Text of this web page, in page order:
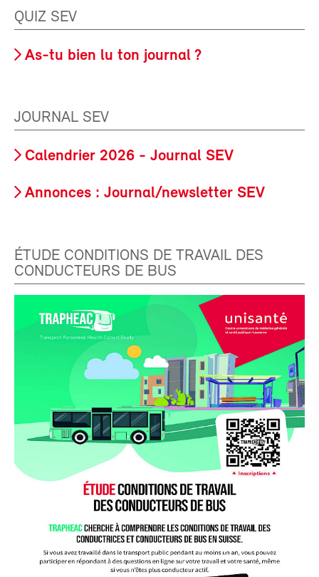
QUIZ SEV
As-tu bien lu ton journal ?
JOURNAL SEV
Calendrier 2026 - Journal SEV
Annonces : Journal/newsletter SEV
ÉTUDE CONDITIONS DE TRAVAIL DES
CONDUCTEURS DE BUS